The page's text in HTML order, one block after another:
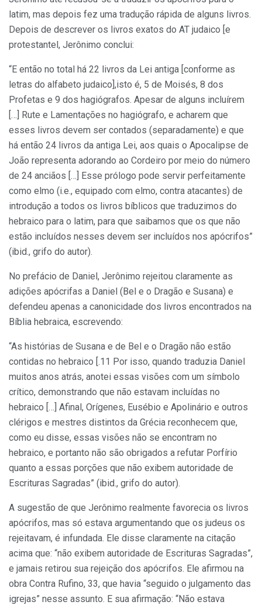
latim, mas depois fez uma tradução rápida de alguns livros.
Depois de descrever os livros exatos do AT judaico [e
protestantel, Jerônimo conclui:
“E então no total há 22 livros da Lei antiga [conforme as
letras do alfabeto judaico],isto é, 5 de Moisés, 8 dos
Profetas e 9 dos hagiógrafos. Apesar de alguns incluírem
[…] Rute e Lamentações no hagiógrafo, e acharem que
esses livros devem ser contados (separadamente) e que
há então 24 livros da antiga Lei, aos quais o Apocalipse de
João representa adorando ao Cordeiro por meio do número
de 24 anciãos […] Esse prólogo pode servir perfeitamente
como elmo (i.e., equipado com elmo, contra atacantes) de
introdução a todos os livros bíblicos que traduzimos do
hebraico para o latim, para que saibamos que os que não
estão incluídos nesses devem ser incluídos nos apócrifos”
(ibid., grifo do autor).
No prefácio de Daniel, Jerônimo rejeitou claramente as
adições apócrifas a Daniel (Bel e o Dragão e Susana) e
defendeu apenas a canonicidade dos livros encontrados na
Bíblia hebraica, escrevendo:
“As histórias de Susana e de Bel e o Dragão não estão
contidas no hebraico [.11 Por isso, quando traduzia Daniel
muitos anos atrás, anotei essas visões com um símbolo
crítico, demonstrando que não estavam incluídas no
hebraico […] Afinal, Orígenes, Eusébio e Apolinário e outros
clérigos e mestres distintos da Grécia reconhecem que,
como eu disse, essas visões não se encontram no
hebraico, e portanto não são obrigados a refutar Porfírio
quanto a essas porções que não exibem autoridade de
Escrituras Sagradas” (ibid., grifo do autor).
A sugestão de que Jerônimo realmente favorecia os livros
apócrifos, mas só estava argumentando que os judeus os
rejeitavam, é infundada. Ele disse claramente na citação
acima que: “não exibem autoridade de Escrituras Sagradas”,
e jamais retirou sua rejeição dos apócrifos. Ele afirmou na
obra Contra Rufino, 33, que havia “seguido o julgamento das
igrejas” nesse assunto. E sua afirmação: “Não estava